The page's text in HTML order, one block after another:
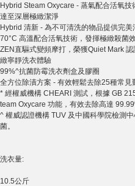
Hybrid Steam Oxycare - 蒸氣配合活氧
達至深層極緻潔淨
Hybrid 清新 - 為不可清洗的物品提供完
70°C 高溫配合活氧技術，發揮極緻殺菌
ZEN直驅式變頻摩打，榮獲Quiet Mark
緻寧靜洗衣體驗
99%^抗菌防霉洗衣劑盒及膠圈
全方位除漬方案 - 有效輕鬆去除25種常見
* 經權威機構 CHEARI 測試，根據 GB
team Oxycare 功能，有效去除高達
^ 權威認證機構 TUV 及中國科學院檢測
菌。
洗衣量:
10.5公斤